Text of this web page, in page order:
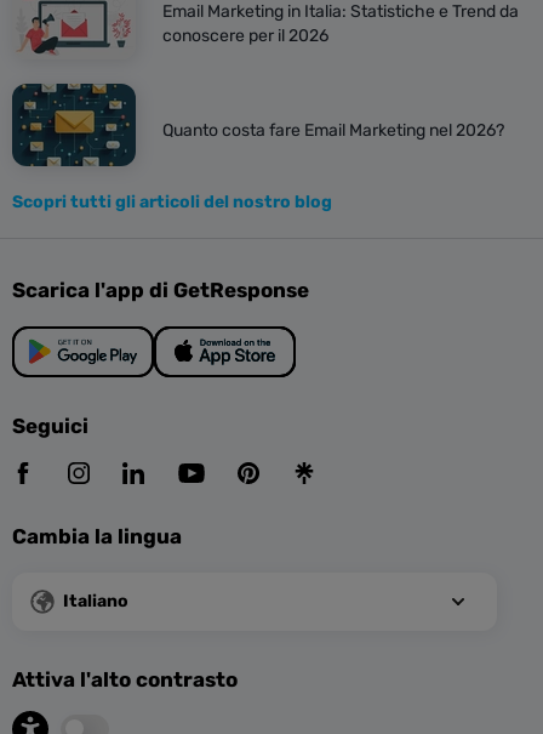
Email Marketing in Italia: Statistiche e Trend da
conoscere per il 2026
Quanto costa fare Email Marketing nel 2026?
Scopri tutti gli articoli del nostro blog
Scarica l'app di GetResponse
Seguici
Cambia la lingua
Italiano
Attiva l'alto contrasto